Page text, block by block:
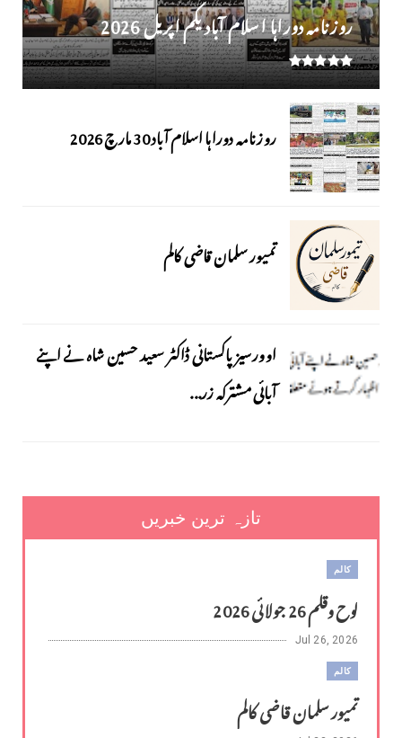
روز نامہ دوراہا اسلام آباد یکم اپریل 2026
روزنامہ دوراہا اسلام آباد 30 مارچ 2026
تمیور سلمان قاضی کالم
اوورسیز پاکستانی ڈاکٹر سعید حسین شاہ نے اپنے
آبائی مشترکہ زر...
تازہ ترین خبریں
کالم
لوح وقلم 26 جولائی 2026
Jul 26, 2026
کالم
تمیور سلمان قاضی کالم